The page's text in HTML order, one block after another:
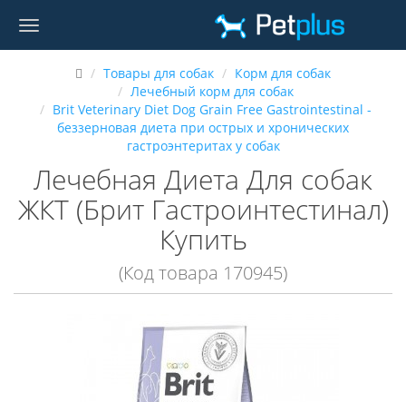
Товары для собак
Корм для собак
Лечебный корм для собак
Brit Veterinary Diet Dog Grain Free Gastrointestinal -
беззерновая диета при острых и хронических
гастроэнтеритах у собак
Лечебная Диета Для собак
ЖКТ (Брит Гастроинтестинал)
Купить
(Код товара 170945)